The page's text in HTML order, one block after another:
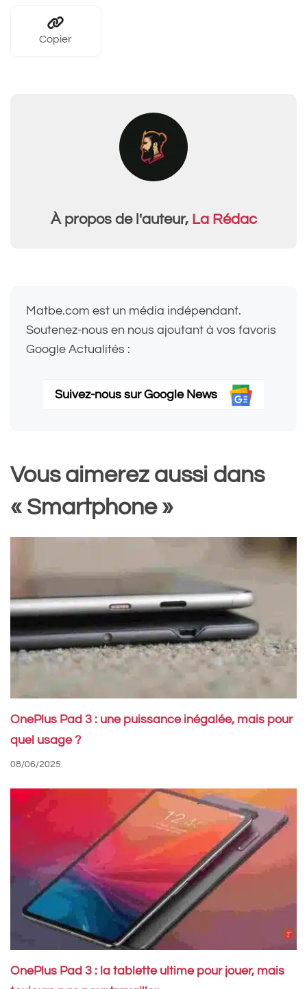
Copier
À propos de l'auteur, La Rédac
Matbe.com est un média indépendant.
Soutenez-nous en nous ajoutant à vos favoris
Google Actualités :
Suivez-nous sur Google News
Vous aimerez aussi dans
« Smartphone »
OnePlus Pad 3 : une puissance inégalée, mais pour
quel usage ?
08/06/2025
OnePlus Pad 3 : la tablette ultime pour jouer, mais